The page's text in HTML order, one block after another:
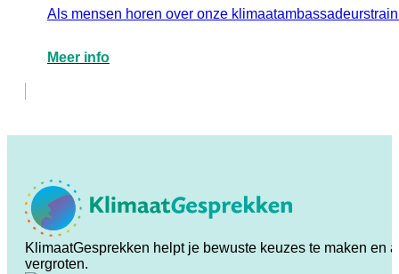
Als mensen horen over onze
Meer info
KlimaatGesprekken helpt je bewuste keuzes te maken en
vergroten.